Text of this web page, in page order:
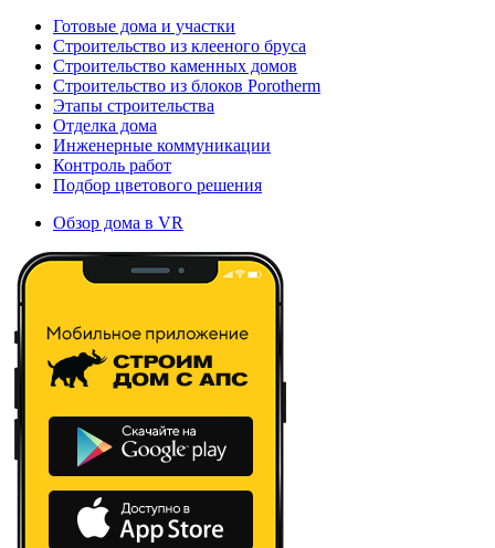
Готовые дома и участки
Строительство из клееного бруса
Строительство каменных домов
Строительство из блоков Porotherm
Этапы строительства
Отделка дома
Инженерные коммуникации
Контроль работ
Подбор цветового решения
Обзор дома в VR